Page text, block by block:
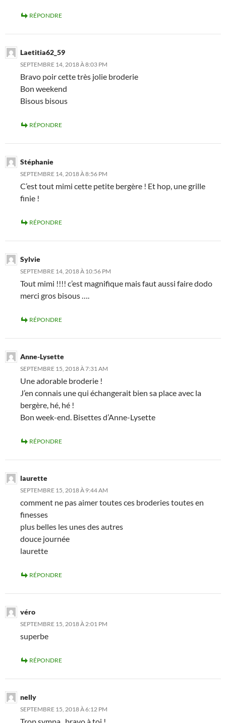
RÉPONDRE
Laetitia62_59
SEPTEMBRE 14, 2018 À 8:03 PM
Bravo poir cette très jolie broderie
Bon weekend
Bisous bisous
RÉPONDRE
Stéphanie
SEPTEMBRE 14, 2018 À 8:56 PM
C’est tout mimi cette petite bergère ! Et hop, une grille
finie !
RÉPONDRE
Sylvie
SEPTEMBRE 14, 2018 À 10:56 PM
Tout mimi !!!! c’est magnifique mais faut aussi faire dodo
merci gros bisous ….
RÉPONDRE
Anne-Lysette
SEPTEMBRE 15, 2018 À 7:31 AM
Une adorable broderie !
J’en connais une qui échangerait bien sa place avec la
bergère, hé, hé !
Bon week-end. Bisettes d’Anne-Lysette
RÉPONDRE
laurette
SEPTEMBRE 15, 2018 À 9:44 AM
comment ne pas aimer toutes ces broderies toutes en
finesses
plus belles les unes des autres
douce journée
laurette
RÉPONDRE
véro
SEPTEMBRE 15, 2018 À 2:01 PM
superbe
RÉPONDRE
nelly
SEPTEMBRE 15, 2018 À 6:12 PM
Trop sympa , bravo à toi !